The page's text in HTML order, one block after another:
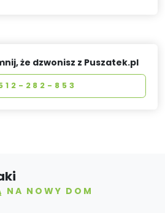
że dzwonisz z Puszatek.pl
282-853
NA NOWY DOM